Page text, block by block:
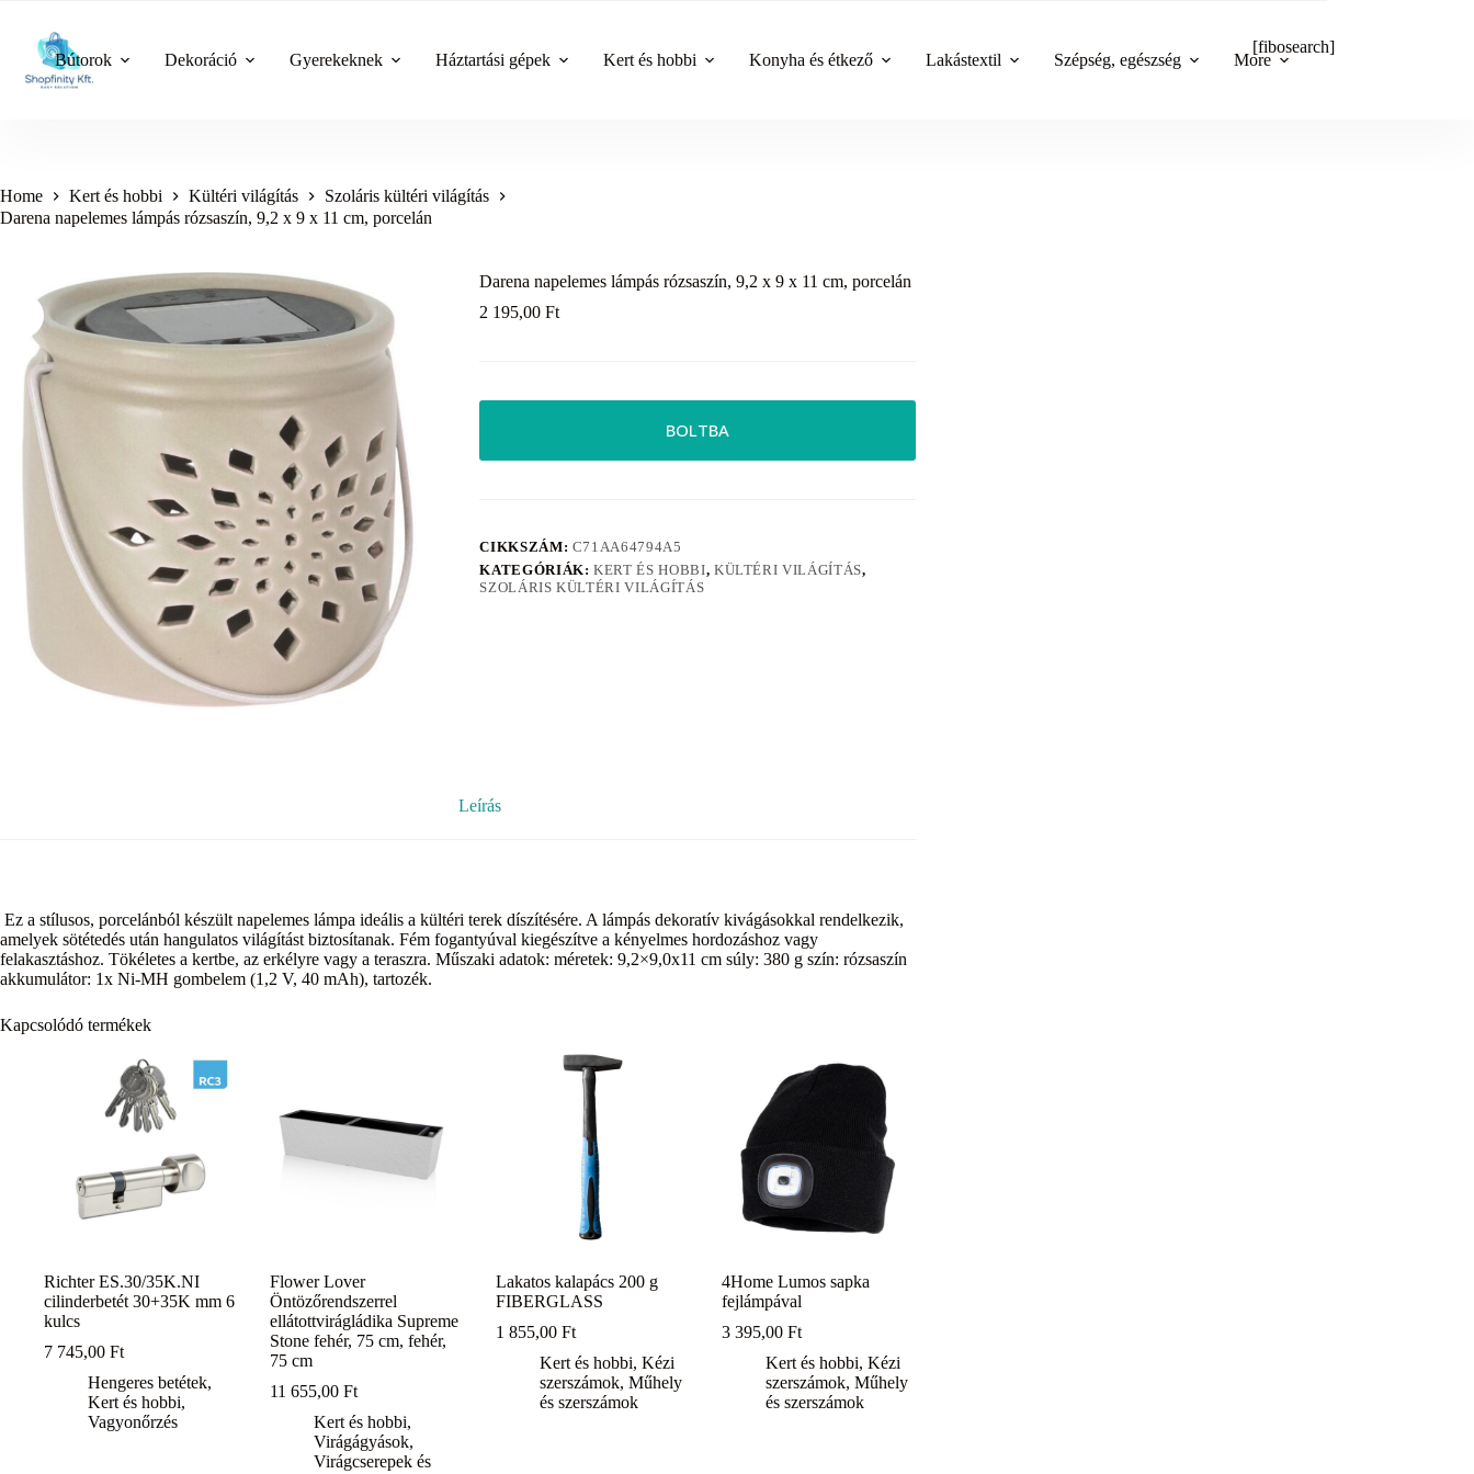
content
Bútorok Dekoráció Gyerekeknek Háztartási gépek Kert és hobbi Konyha és étkező Lakástextil Szépség, egészség More
[fibosearch]
Home Kert és hobbi Kültéri világítás
Szoláris kültéri világítás
Darena napelemes lámpás rózsaszín, 9,2 x 9 x 11 cm, porcelán
Darena napelemes lámpás rózsaszín, 9,2 x 9 x 11 cm, porcelán
2 195,00Ft
BOLTBA
CIKKSZÁM: C71AA64794A5
KATEGÓRIÁK:KERT ÉS HOBBI, KÜLTÉRI VILÁGÍTÁS,
SZOLÁRIS KÜLTÉRI VILÁGÍTÁS
Leírás
Ez a stílusos, porcelánból készült napelemes lámpa ideális a kültéri terek díszítésére. A lámpás dekoratív kivágásokkal rendelkezik,
amelyek sötétedés után hangulatos világítást biztosítanak. Fém fogantyúval kiegészítve a kényelmes hordozáshoz vagy
felakasztáshoz. Tökéletes a kertbe, az erkélyre vagy a teraszra. Műszaki adatok: méretek: 9,2×9,0x11 cm súly: 380 g szín: rózsaszín
akkumulátor: 1x Ni-MH gombelem (1,2 V, 40 mAh), tartozék.
Kapcsolódó termékek
Richter ES.30/35K.NI
cilinderbetét 30+35K mm 6
kulcs
7 745,00 Ft
Hengeres betétek,
Kert és hobbi,
Vagyonőrzés
Flower Lover
Öntözőrendszerrel
ellátottvirágládika Supreme
Stone fehér, 75 cm, fehér,
75 cm
11 655,00Ft
Kert és hobbi,
Virágágyások,
Virágcserepek és
Lakatos kalapács 200 g
FIBERGLASS
1 855,00Ft
Kert és hobbi,Kézi
szerszámok,Műhely
és szerszámok
4Home Lumos sapka
fejlámpával
3 395,00Ft
Kert és hobbi,Kézi
szerszámok,Műhely
és szerszámok